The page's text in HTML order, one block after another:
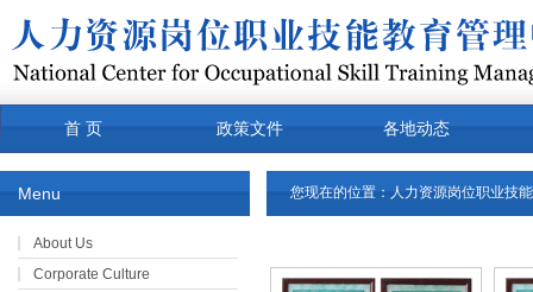
首 页 政策文件 各地动态
常用下载 关于我们 产品
您现在的位置： 人力资源岗位职业技
Menu
About Us
Corporate Culture